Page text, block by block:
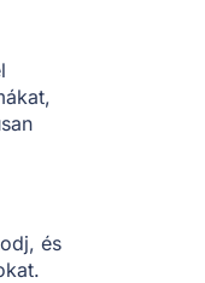
és